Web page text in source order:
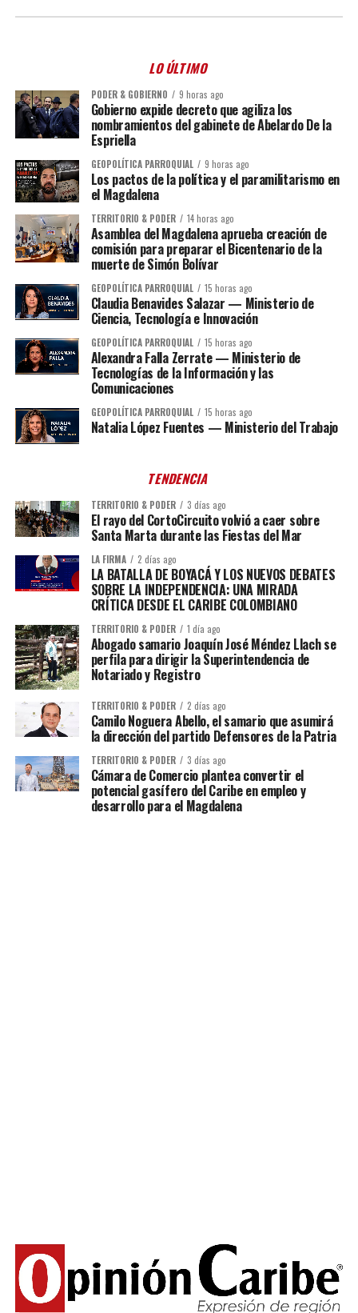
LO ÚLTIMO
PODER & GOBIERNO 9 horas ago
Gobierno expide decreto que agiliza los
nombramientos del gabinete de Abelardo De la
Espriella
GEOPOLÍTICA PARROQUIAL 9 horas ago
Los pactos de la política y el paramilitarismo en
el Magdalena
TERRITORIO & PODER 14 horas ago
Asamblea del Magdalena aprueba creación de
comisión para preparar el Bicentenario de la
muerte de Simón Bolívar
GEOPOLÍTICA PARROQUIAL 15 horas ago
Claudia Benavides Salazar — Ministerio de
Ciencia, Tecnología e Innovación
GEOPOLÍTICA PARROQUIAL 15 horas ago
Alexandra Falla Zerrate — Ministerio de
Tecnologías de la Información y las
Comunicaciones
GEOPOLÍTICA PARROQUIAL 15 horas ago
Natalia López Fuentes — Ministerio del Trabajo
TENDENCIA
TERRITORIO & PODER 3 días ago
El rayo del CortoCircuito volvió a caer sobre
Santa Marta durante las Fiestas del Mar
LA FIRMA 2 días ago
LA BATALLA DE BOYACÁ Y LOS NUEVOS DEBATES
SOBRE LA INDEPENDENCIA: UNA MIRADA
CRÍTICA DESDE EL CARIBE COLOMBIANO
TERRITORIO & PODER 1 día ago
Abogado samario Joaquín José Méndez Llach se
perfila para dirigir la Superintendencia de
Notariado y Registro
TERRITORIO & PODER 2 días ago
Camilo Noguera Abello, el samario que asumirá
la dirección del partido Defensores de la Patria
TERRITORIO & PODER 3 días ago
Cámara de Comercio plantea convertir el
potencial gasífero del Caribe en empleo y
desarrollo para el Magdalena